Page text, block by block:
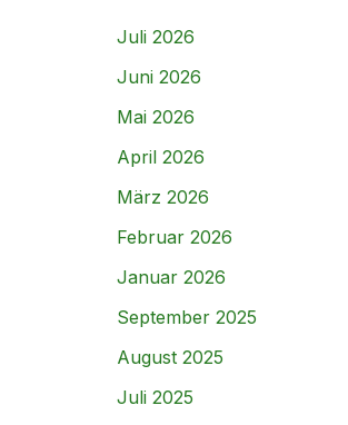
Juli 2026
Juni 2026
Mai 2026
April 2026
März 2026
Februar 2026
Januar 2026
September 2025
August 2025
Juli 2025